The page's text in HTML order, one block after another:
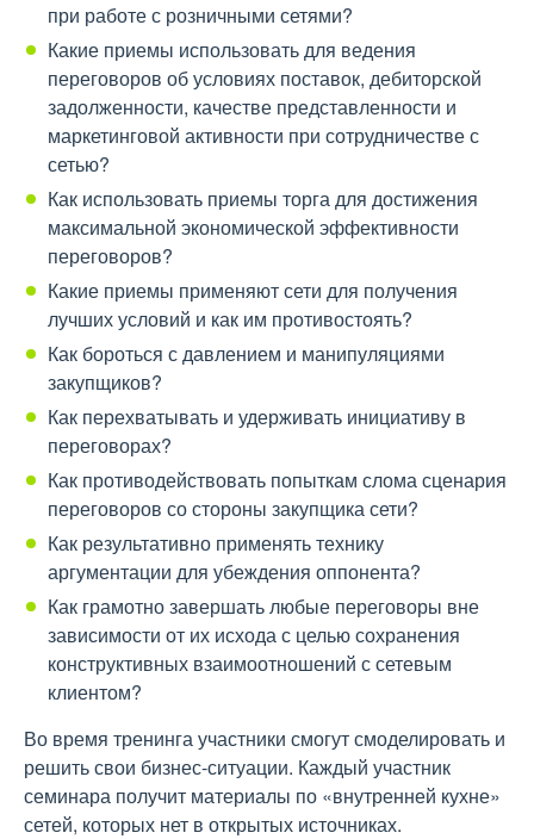
при работе с розничными сетями?
Какие приемы использовать для ведения
переговоров об условиях поставок, дебиторской
задолженности, качестве представленности и
маркетинговой активности при сотрудничестве с
сетью?
Как использовать приемы торга для достижения
максимальной экономической эффективности
переговоров?
Какие приемы применяют сети для получения
лучших условий и как им противостоять?
Как бороться с давлением и манипуляциями
закупщиков?
Как перехватывать и удерживать инициативу в
переговорах?
Как противодействовать попыткам слома сценария
переговоров со стороны закупщика сети?
Как результативно применять технику
аргументации для убеждения оппонента?
Как грамотно завершать любые переговоры вне
зависимости от их исхода с целью сохранения
конструктивных взаимоотношений с сетевым
клиентом?
Во время тренинга участники смогут смоделировать и
решить свои бизнес-ситуации. Каждый участник
семинара получит материалы по «внутренней кухне»
сетей, которых нет в открытых источниках.